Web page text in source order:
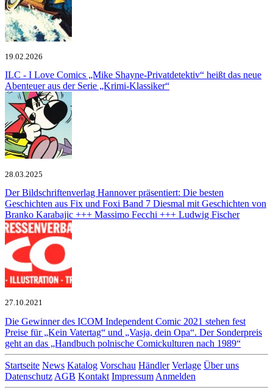
19.02.2026
ILC - I Love Comics „Mike Shayne-Privatdetektiv“ heißt das neue
Abenteuer aus der Serie „Krimi-Klassiker“
28.03.2025
Der Bildschriftenverlag Hannover präsentiert: Die besten
Geschichten aus Fix und Foxi Band 7 Diesmal mit Geschichten von
Branko Karabajic +++ Massimo Fecchi +++ Ludwig Fischer
27.10.2021
Die Gewinner des ICOM Independent Comic 2021 stehen fest
Preise für „Kein Vatertag“ und „Vasja, dein Opa“. Der Sonderpreis
geht an das „Handbuch polnische Comickulturen nach 1989“
Startseite News Katalog Vorschau Händler Verlage Über uns
Datenschutz AGB Kontakt Impressum Anmelden